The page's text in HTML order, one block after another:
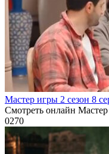
Мастер игры 2 сезон 8
Смотреть онлайн
0270